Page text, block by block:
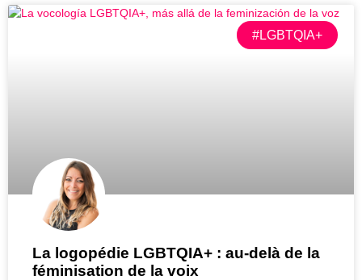
#LGBTQIA+
La logopédie LGBTQIA+ : au-delà de la
féminisation de la voix